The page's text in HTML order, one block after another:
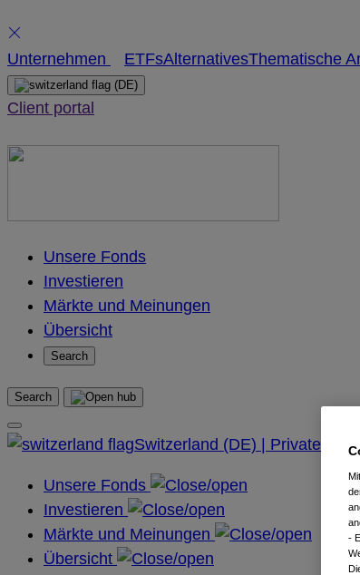
Skip
to
content
Unternehmen ETFsAlternativesThematische
(DE)
Client portal
Unsere Fonds
Investieren
Märkte und Meinungen
Übersicht
Search
Search
Switzerland (DE) | Private
Unsere Fonds
Investieren
Märkte und Meinungen
Übersicht
-